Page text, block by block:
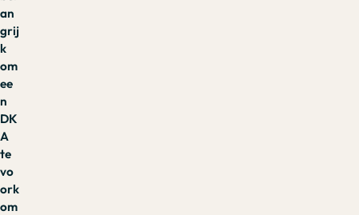
an
grij
k
om
ee
n
DK
A
te
vo
ork
om